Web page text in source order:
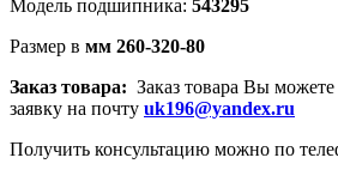
Модель подшипника: 543295
Размер в мм 260-320-80
Заказ товара: Заказ товара Вы можете
заявку на почту uk196@yandex.ru
Получить консультацию можно по